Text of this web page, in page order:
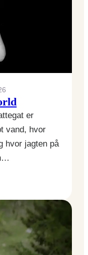
er
vand, hvor
hvor jagten på